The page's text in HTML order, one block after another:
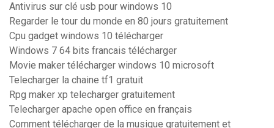
Antivirus sur clé usb pour windows 10
Regarder le tour du monde en 80 jours gratuitement
Cpu gadget windows 10 télécharger
Windows 7 64 bits francais télécharger
Movie maker télécharger windows 10 microsoft
Telecharger la chaine tf1 gratuit
Rpg maker xp telecharger gratuitement
Telecharger apache open office en français
Comment télécharger de la musique gratuitement et